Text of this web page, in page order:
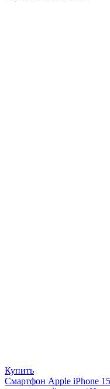
Купить
Смартфон Apple iPhone